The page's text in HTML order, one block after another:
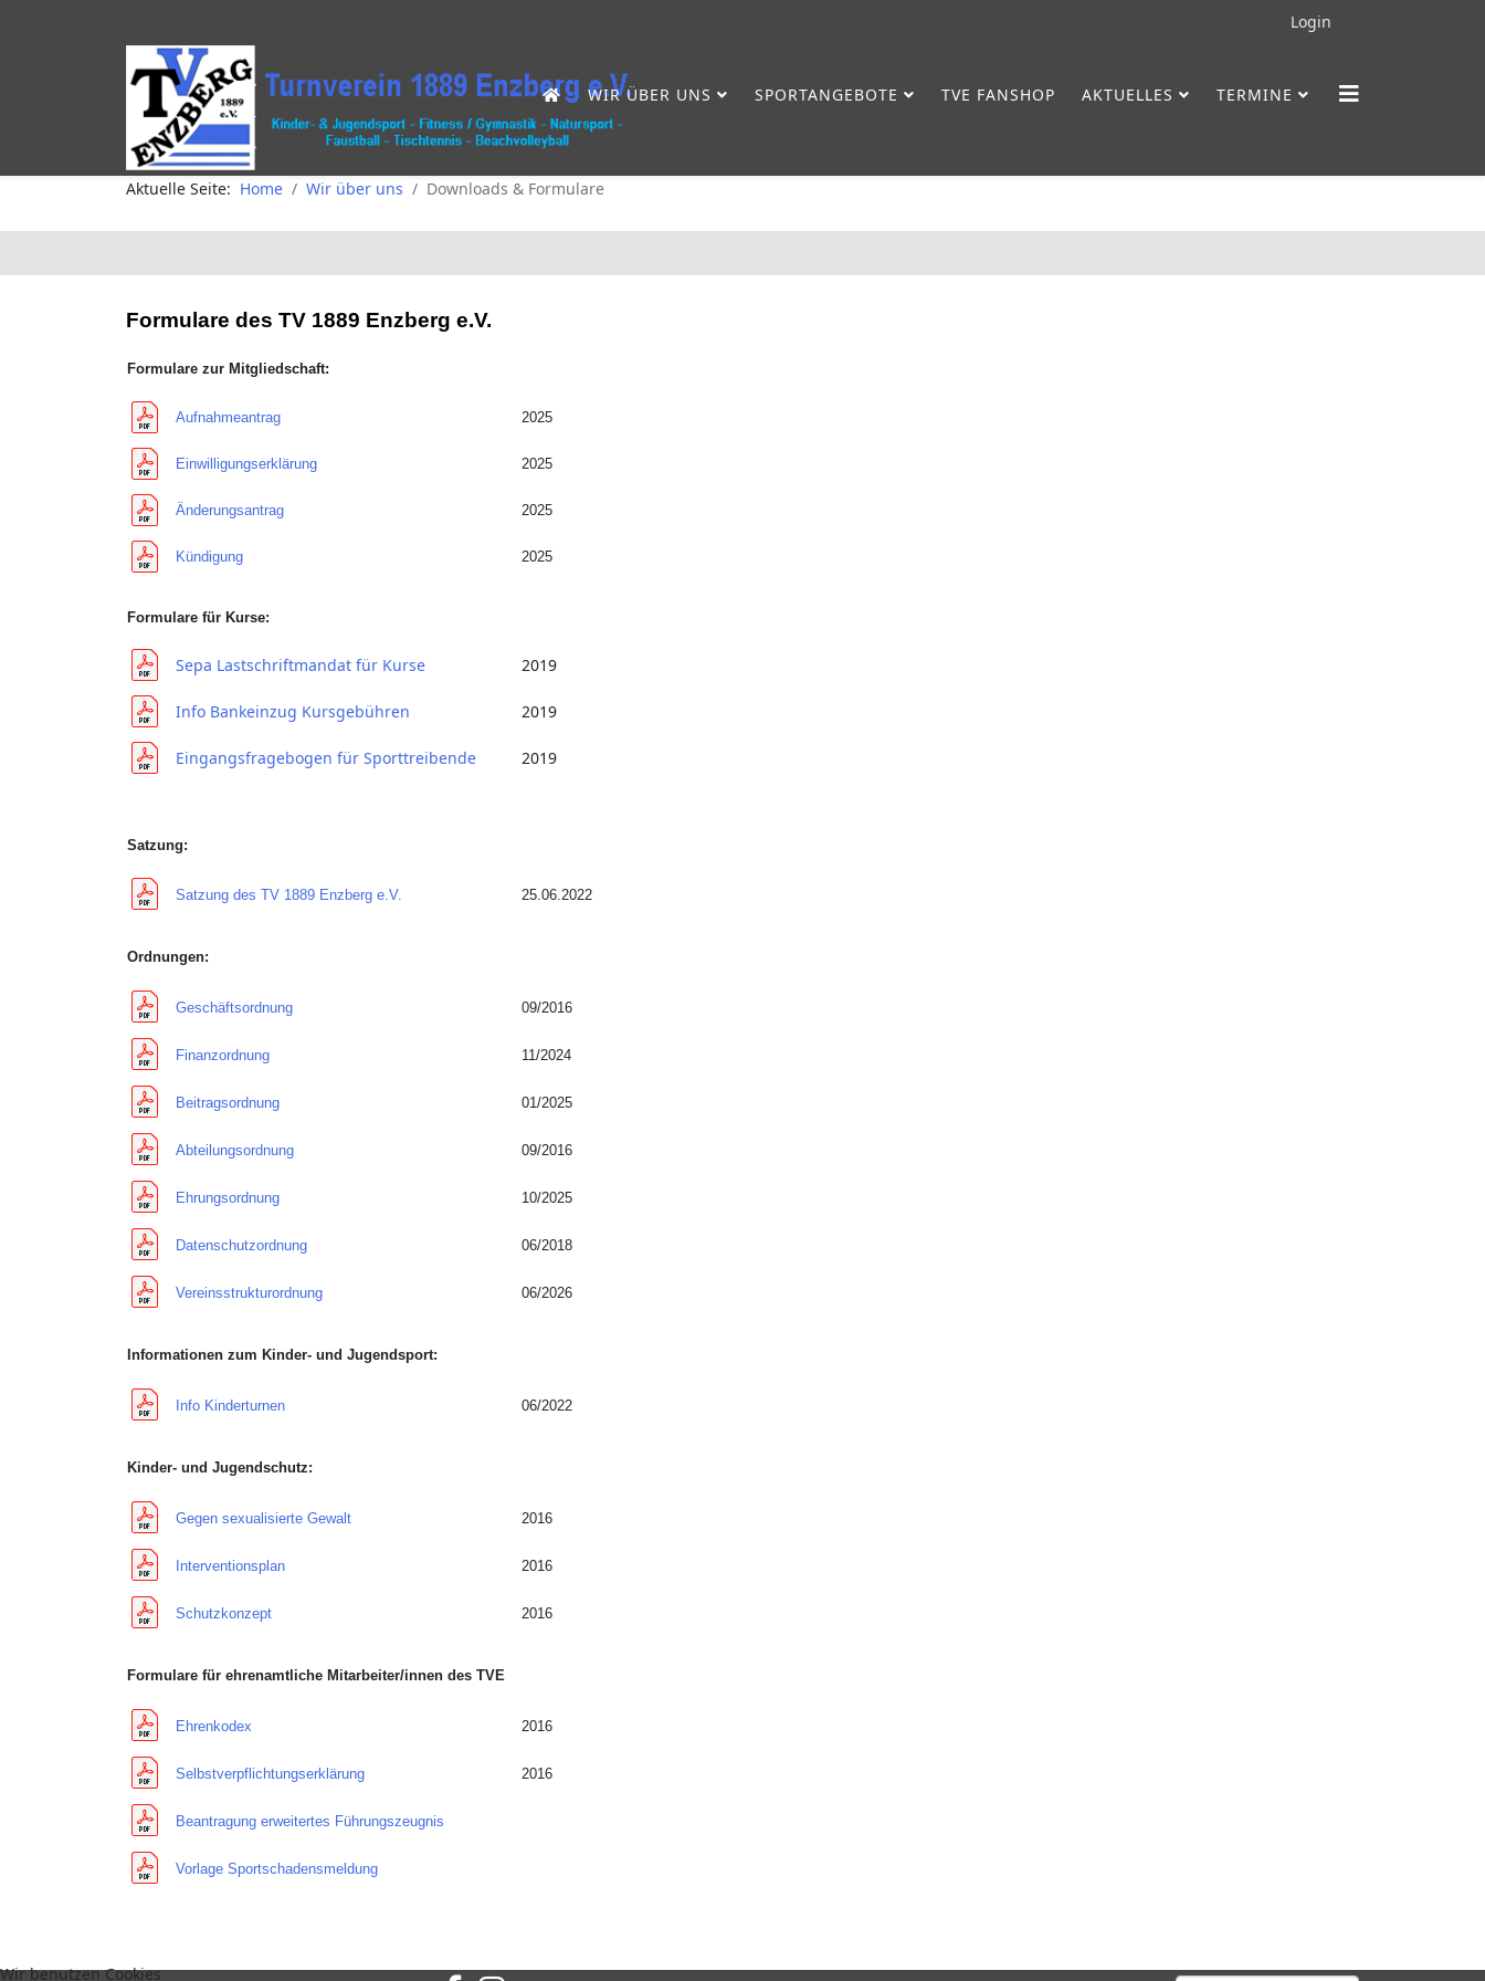
Login
WIR ÜBER UNS SPORTANGEBOTE TVE FANSHOP AKTUELLES TERMINE
Aktuelle Seite: Home Wir über uns Downloads & Formulare
Formulare des TV 1889 Enzberg e.V.
Formulare zur Mitgliedschaft:
Aufnahmeantrag 2025
Einwilligungserklärung 2025
Änderungsantrag 2025
Kündigung 2025
Formulare für Kurse:
Sepa Lastschriftmandat für Kurse 2019
Info Bankeinzug Kursgebühren 2019
Eingangsfragebogen für Sporttreibende 2019
Satzung:
Satzung des TV 1889 Enzberg e.V. 25.06.2022
Ordnungen:
Geschäftsordnung 09/2016
Finanzordnung 11/2024
Beitragsordnung 01/2025
Abteilungsordnung 09/2016
Ehrungsordnung 10/2025
Datenschutzordnung 06/2018
Vereinsstrukturordnung 06/2026
Informationen zum Kinder- und Jugendsport:
Info Kinderturnen 06/2022
Kinder- und Jugendschutz:
Gegen sexualisierte Gewalt 2016
Interventionsplan 2016
Schutzkonzept 2016
Formulare für ehrenamtliche Mitarbeiter/innen des TVE
Ehrenkodex 2016
Selbstverpflichtungserklärung 2016
Beantragung erweitertes Führungszeugnis
Vorlage Sportschadensmeldung
Wir benutzen Cookies